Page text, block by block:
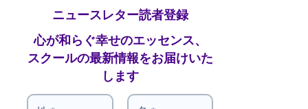
ニュースレター読者登録
心が和らぐ幸せのエッセンス、
スクールの最新情報をお届けいた
します